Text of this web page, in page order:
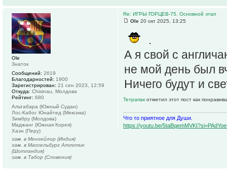
Re: ИГРЫ ГОРЦЕВ-75. Основной этап
Ole 20 окт 2025, 13:25
.
А я свой с
не мой день был
Ничего будут и
Тетрапак отметил этот пост как
Что то приятное для Души.
https://youtu.be/
Ole
Знаток
Сообщений: 2619
Благодарностей: 1900
Зарегистрирован: 21 сен 2023, 12:59
Откуда: Chisinau, Молдова
Рейтинг: 680
Альтабара (Южный Судан)
Лос-Кабос Юнайтед (Мексика)
Зимбру (Молдова)
Маджанг (Южная Корея)
Хаэн (Перу)
зам. в Менгейлор (Индия)
зам. в Массельбург Атлетик
(Шотландия)
зам. в Табор (Словения)